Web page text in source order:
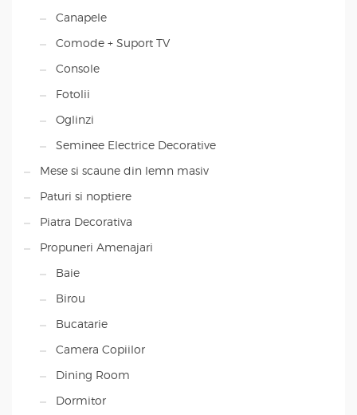
Canapele
Comode + Suport TV
Console
Fotolii
Oglinzi
Seminee Electrice Decorative
Mese si scaune din lemn masiv
Paturi si noptiere
Piatra Decorativa
Propuneri Amenajari
Baie
Birou
Bucatarie
Camera Copiilor
Dining Room
Dormitor